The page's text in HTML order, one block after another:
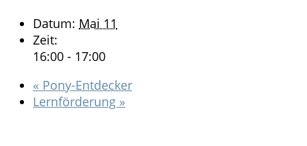
Datum: Mai 11
Zeit:
16:00 - 17:00
« Pony-Entdecker
Lernförderung »